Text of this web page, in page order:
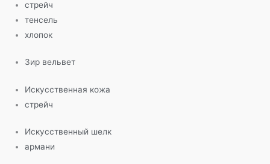
стрейч
тенсель
хлопок
Зир вельвет
Искусственная кожа
стрейч
Искусственный шелк
армани